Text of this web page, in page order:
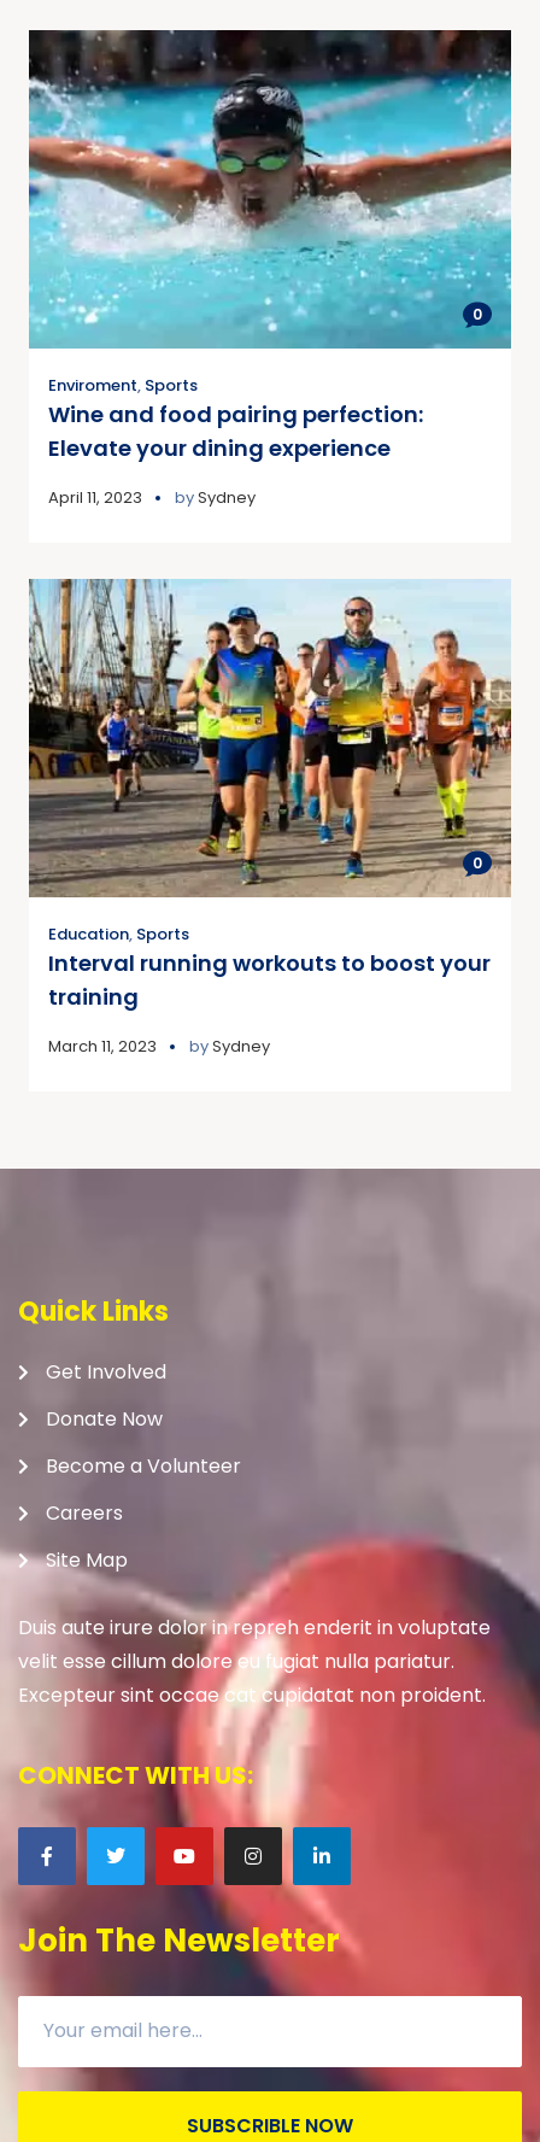
0
Enviroment, Sports
Wine and food pairing perfection:
Elevate your dining experience
April 11, 2023 bySydney
0
Education, Sports
Interval running workouts to boost your
training
March 11, 2023 bySydney
Quick Links
Get Involved
Donate Now
Become a Volunteer
Careers
Site Map
Duis aute irure dolor in repreh enderit in voluptate
velit esse cillum dolore eu fugiat nulla pariatur.
Excepteur sint occae cat cupidatat non proident.
CONNECT WITH US:
Join The Newsletter
SUBSCRIBLE NOW